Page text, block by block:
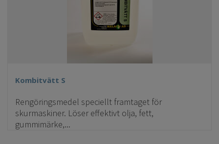
Kombitvätt S
Rengöringsmedel speciellt framtaget för
skurmaskiner. Löser effektivt olja, fett,
gummimärke,...